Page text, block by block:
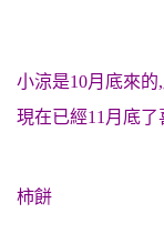
小涼是10月底來
現在已經11月底
柿餅